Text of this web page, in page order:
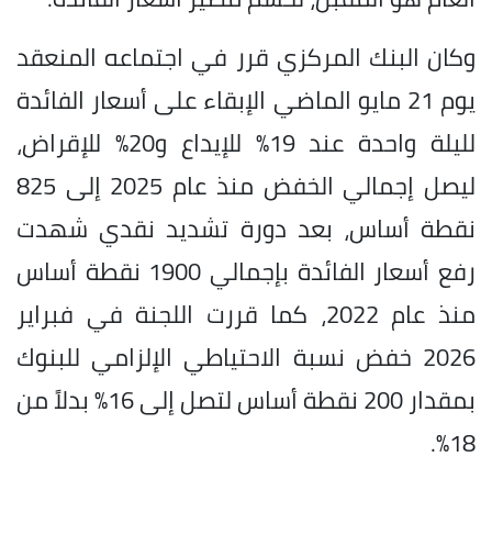
وكان البنك المركزي قرر في اجتماعه المنعقد
يوم 21 مايو الماضي الإبقاء على أسعار الفائدة
لليلة واحدة عند 19% للإيداع و20% للإقراض،
ليصل إجمالي الخفض منذ عام 2025 إلى 825
نقطة أساس، بعد دورة تشديد نقدي شهدت
رفع أسعار الفائدة بإجمالي 1900 نقطة أساس
منذ عام 2022، كما قررت اللجنة في فبراير
2026 خفض نسبة الاحتياطي الإلزامي للبنوك
بمقدار 200 نقطة أساس لتصل إلى 16% بدلاً من
18%.